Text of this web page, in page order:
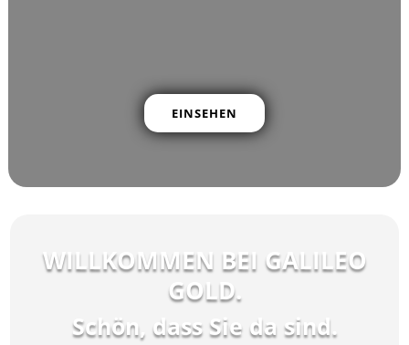
EINSEHEN
WILLKOMMEN BEI GALILEO
GOLD.
Schön, dass Sie da sind.